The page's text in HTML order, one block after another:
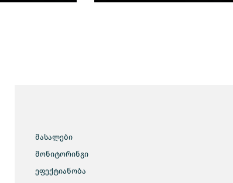
მასალები
მონიტორინგი
ეფექტიანობა